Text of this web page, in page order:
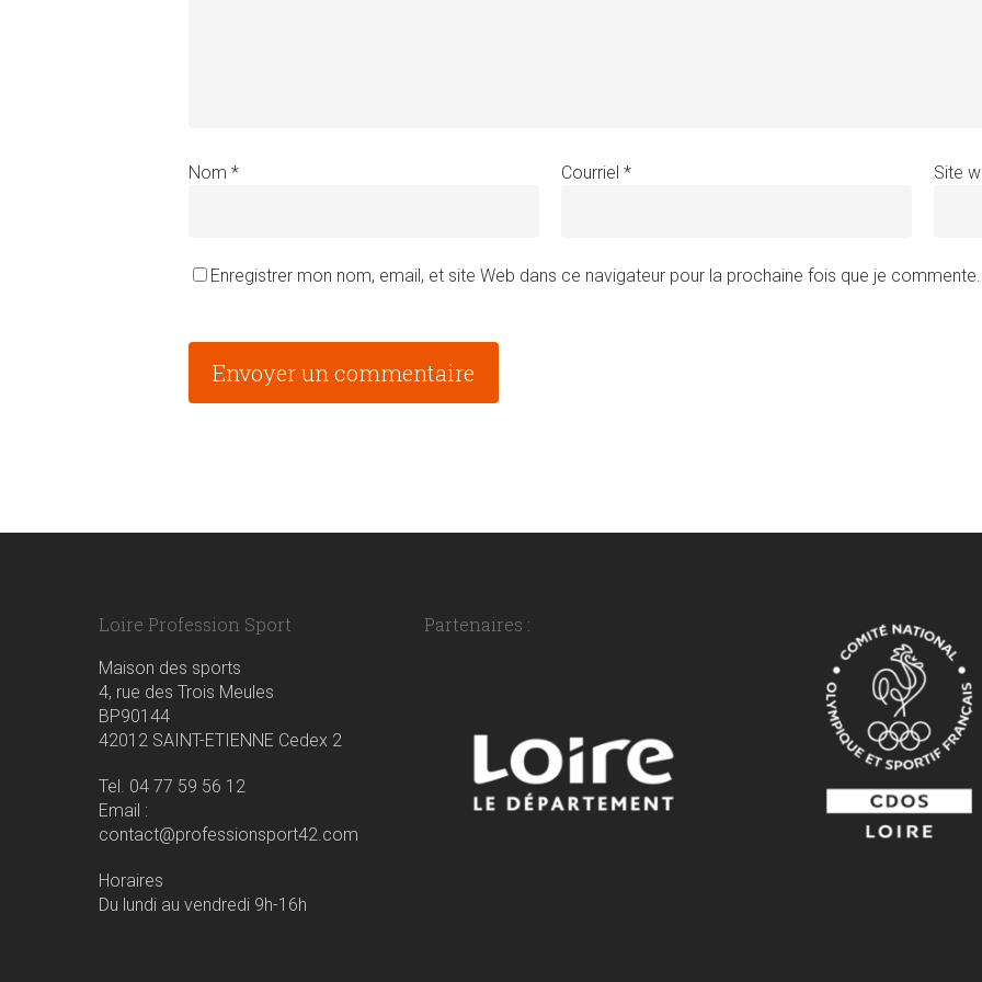
Nom * Courriel * Site
Enregistrer mon nom, email, et site Web dans ce navigateur pour la prochaine fois que je commente.
Loire Profession Sport
Maison des sports
4, rue des Trois Meules
BP90144
42012 SAINT-ETIENNE Cedex 2
Tel. 04 77 59 56 12
Email :
contact@professionsport42.com
Horaires
Du lundi au vendredi 9h-16h
Partenaires :